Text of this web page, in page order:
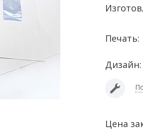
Печать:
Дизайн:
Цена